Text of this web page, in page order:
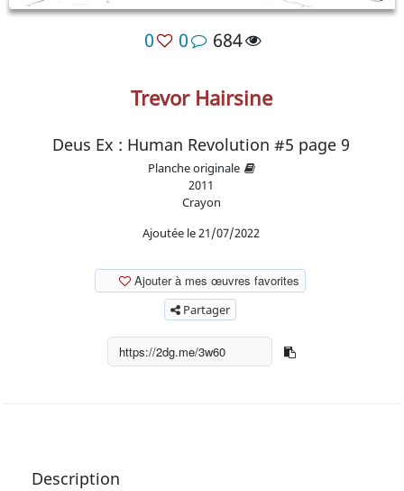
0 0 684
Trevor Hairsine
Deus Ex : Human Revolution #5 page 9
Planche originale
2011
Crayon
Ajoutée le 21/07/2022
Ajouter à mes œuvres favorites
Partager
Description